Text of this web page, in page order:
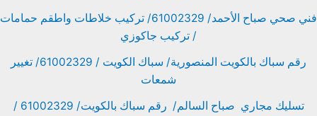
فني صحي صباح الأحمد/ 61002329/ تركيب خلاطات واطقم حمامات
/ تركيب جاكوزي
رقم سباك بالكويت المنصورية/ سباك الكويت / 61002329/ تغيير
شمعات
تسليك مجاري صباح السالم/ رقم سباك بالكويت/ 61002329 /